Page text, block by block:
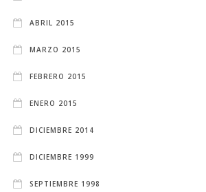
ABRIL 2015
MARZO 2015
FEBRERO 2015
ENERO 2015
DICIEMBRE 2014
DICIEMBRE 1999
SEPTIEMBRE 1998